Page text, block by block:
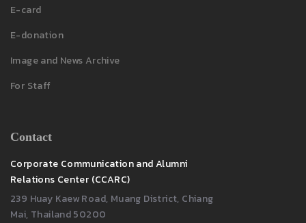
E-card
E-donation
Image and News Archive
For Staff
Contact
Corporate Communication and Alumni
Relations Center (CCARC)
239 Huay Kaew Road, Muang District, Chiang
Mai, Thailand 50200